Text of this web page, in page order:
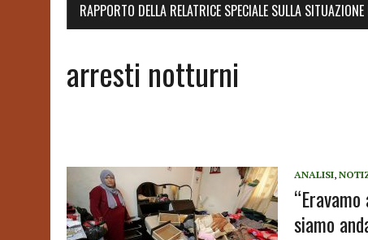
RAPPORTO DELLA RELATRICE SPECIALE SULLA
arresti notturni
ANALISI,
siamo